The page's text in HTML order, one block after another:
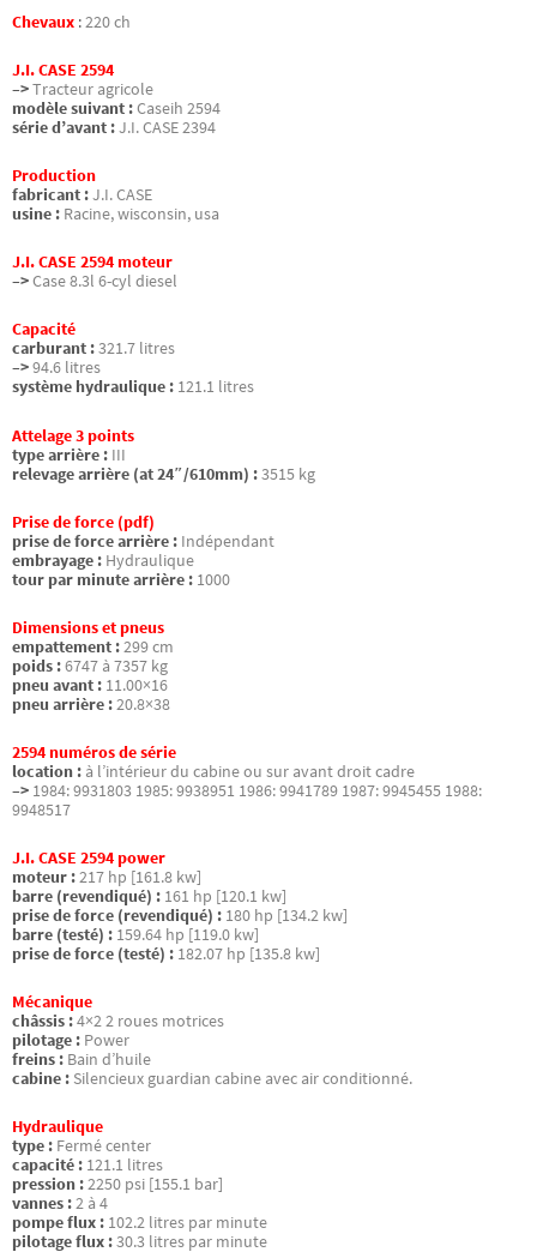
Chevaux :220 ch
J.I. CASE 2594
–>Tracteur agricole
modèle suivant :Caseih 2594
série d’avant :J.I. CASE 2394
Production
fabricant :J.I. CASE
usine : Racine, wisconsin, usa
J.I. CASE 2594 moteur
–>Case 8.3l 6-cyl diesel
Capacité
carburant :321.7 litres
–>94.6 litres
système hydraulique : 121.1 litres
Attelage 3 points
type arrière : III
relevage arrière (at 24″/610mm) :3515 kg
Prise de force (pdf)
prise de force arrière : Indépendant
embrayage : Hydraulique
tour par minute arrière : 1000
Dimensions et pneus
empattement :299 cm
poids :6747 à 7357 kg
pneu avant : 11.00×16
pneu arrière :20.8×38
2594 numéros de série
location : à l’intérieur du cabine ou sur avant droit cadre
–> 1984: 9931803 1985: 9938951 1986: 9941789 1987: 9945455 1988:
9948517
J.I. CASE 2594 power
moteur :217 hp [161.8 kw]
barre (revendiqué) : 161 hp [120.1 kw]
prise de force (revendiqué) : 180 hp [134.2 kw]
barre (testé) : 159.64 hp [119.0 kw]
prise de force (testé) : 182.07 hp [135.8 kw]
Mécanique
châssis :4×2 2 roues motrices
pilotage : Power
freins : Bain d’huile
cabine : Silencieux guardian cabine avec air conditionné.
Hydraulique
type : Fermé center
capacité : 121.1 litres
pression :2250 psi [155.1 bar]
vannes :2 à 4
pompe flux : 102.2 litres par minute
pilotage flux :30.3 litres par minute